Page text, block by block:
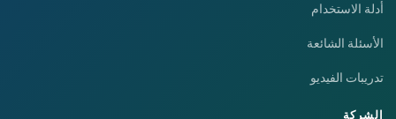
أدلة الاستخدام
الأسئلة الشائعة
تدريبات الفيديو
الشركة